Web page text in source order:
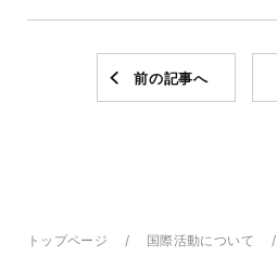
前の記事へ
トップページ 国際活動について